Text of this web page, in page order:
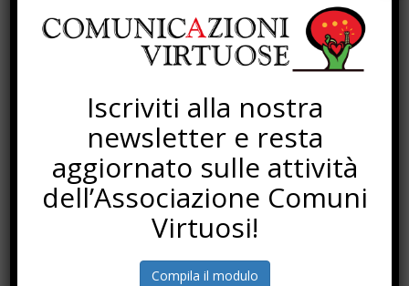
Iscriviti alla nostra
newsletter e resta
aggiornato sulle attività
dell’Associazione Comuni
Virtuosi!
Compila il modulo